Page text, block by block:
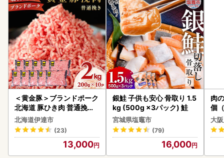
＜黄金豚＞ブランドポーク
北海道 豚ひき肉 普通挽き
200g 10パック 計2kg
北海道伊達市
(23)
13,000
銀鮭 子供も安心 骨取り 1.5
kg (500g ×3パック) 鮭
宮城県塩竈市
(79)
16,000
肉
個
ー
わ
大